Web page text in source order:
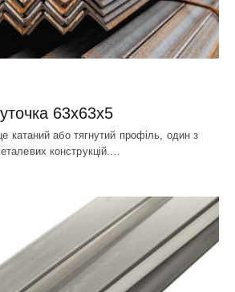
63х63х5
катаний або тягнутий профіль, один з
конструкцій.…